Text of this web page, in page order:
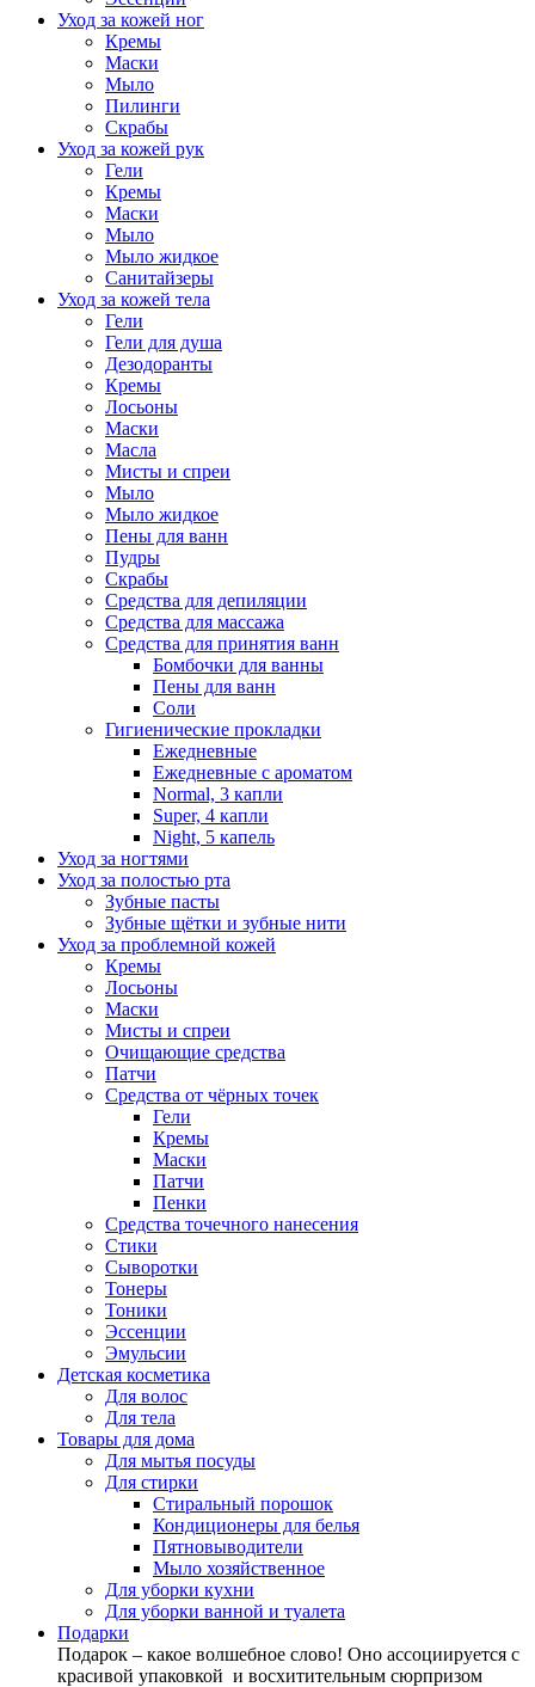
Уход за кожей ног
Кремы
Маски
Мыло
Пилинги
Скрабы
Уход за кожей рук
Гели
Кремы
Маски
Мыло
Мыло жидкое
Санитайзеры
Уход за кожей тела
Гели
Гели для душа
Дезодоранты
Кремы
Лосьоны
Маски
Масла
Мисты и спреи
Мыло
Мыло жидкое
Пены для ванн
Пудры
Скрабы
Средства для депиляции
Средства для массажа
Средства для принятия ванн
Бомбочки для ванны
Пены для ванн
Соли
Гигиенические прокладки
Ежедневные
Ежедневные с ароматом
Normal, 3 капли
Super, 4 капли
Night, 5 капель
Уход за ногтями
Уход за полостью рта
Зубные пасты
Зубные щётки и зубные нити
Уход за проблемной кожей
Кремы
Лосьоны
Маски
Мисты и спреи
Очищающие средства
Патчи
Средства от чёрных точек
Гели
Кремы
Маски
Патчи
Пенки
Средства точечного нанесения
Стики
Сыворотки
Тонеры
Тоники
Эссенции
Эмульсии
Детская косметика
Для волос
Для тела
Товары для дома
Для мытья посуды
Для стирки
Стиральный порошок
Кондиционеры для белья
Пятновыводители
Мыло хозяйственное
Для уборки кухни
Для уборки ванной и туалета
Подарки
Подарок – какое волшебное слово! Оно ассоциируется с
красивой упаковкой и восхитительным сюрпризом